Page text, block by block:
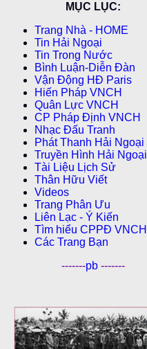
MỤC LỤC:
Trang Nhà - HOME
Tin Hải Ngoại
Tin Trong Nước
Bình Luận-Diễn Ðàn
Vận Động HĐ Paris
Hiến Pháp VNCH
Quân Lực VNCH
CP Pháp Ðịnh VNCH
Nhạc Đấu Tranh
Phát Thanh Hải Ngoại
Truyền Hình Hải Ngoại
Tài Liệu Lịch Sử
Thân Hữu Viết
Videos
Trang Phân Ưu
Liên Lạc - Ý Kiến
Tìm hiểu CPPÐ VNCH
Các Trang Bạn
-------pb -------